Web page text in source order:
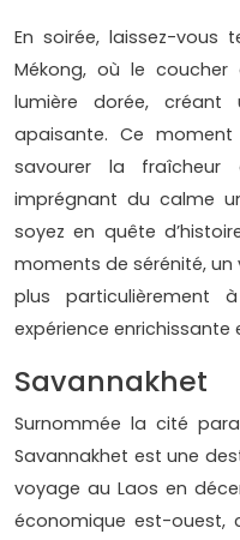
En soirée, laissez-
Mékong, où le coucher
lumière dorée, créant
apaisante. Ce
savourer la
imprégnant du calme
soyez en quête
moments de sérénité,
plus particulièrement
expérience enrichissante
Savannakhet
Surnommée la cité
Savannakhet est une
voyage au Laos en
économique est-ouest,